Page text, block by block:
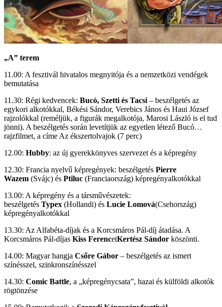
„A” terem
11.00: A fesztivál hivatalos megnyitója és a nemzetközi vendégek
bemutatása
11.30: Régi kedvencek: Bucó, Szetti és Tacsi – beszélgetés az
egykori alkotókkal, Békési Sándor, Verebics János és Haui József
rajzolókkal (reméljük, a figurák megalkotója, Marosi László is el tud
jönni). A beszélgetés során levetítjük az egyetlen létező Bucó…
rajzfilmet, a címe Az ékszertolvajok (7 perc)
12.00: Hubby: az új gyerekkönyves szervezet és a képregény
12.30: Francia nyelvű képregények: beszélgetés Pierre
Wazem (Svájc) és Ptiluc (Franciaország) képregényalkotókkal
13.00: A képregény és a társművészetek:
beszélgetés Typex (Hollandi) és Lucie Lomová(Csehország)
képregényalkotókkal
13.30: Az Alfabéta-díjak és a Korcsmáros Pál-díj átadása. A
Korcsmáros Pál-díjas Kiss FerencetKertész Sándor köszönti.
14.00: Magyar hangja Csőre Gábor – beszélgetés az ismert
színésszel, szinkronszínésszel
14.30: Comic Battle, a „képregénycsata”, hazai és külföldi alkotók
rögtönzése